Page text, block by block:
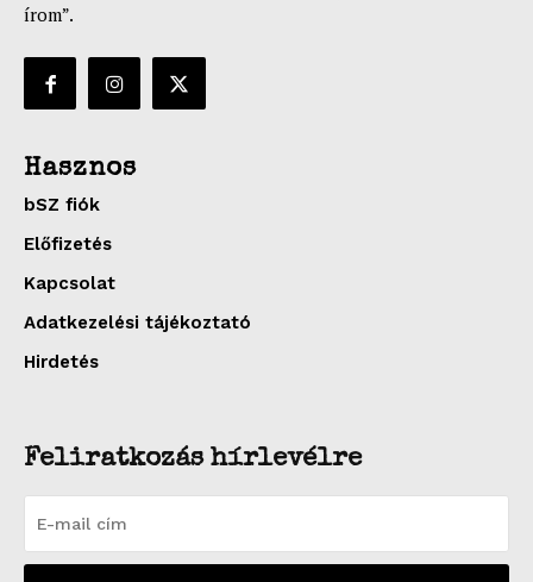
írom”.
Hasznos
bSZ fiók
Előfizetés
Kapcsolat
Adatkezelési tájékoztató
Hirdetés
Feliratkozás hírlevélre